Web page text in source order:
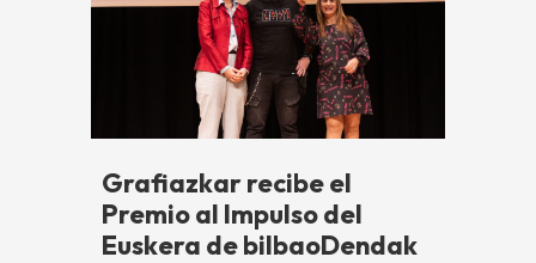
Grafiazkar recibe el
Premio al Impulso del
Euskera de bilbaoDendak